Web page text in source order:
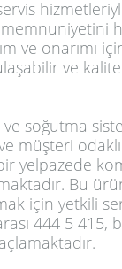
ve onarımı
ve
ve soğutma
odaklı
yelpazede
Bu
için yetkili
444 5 415,